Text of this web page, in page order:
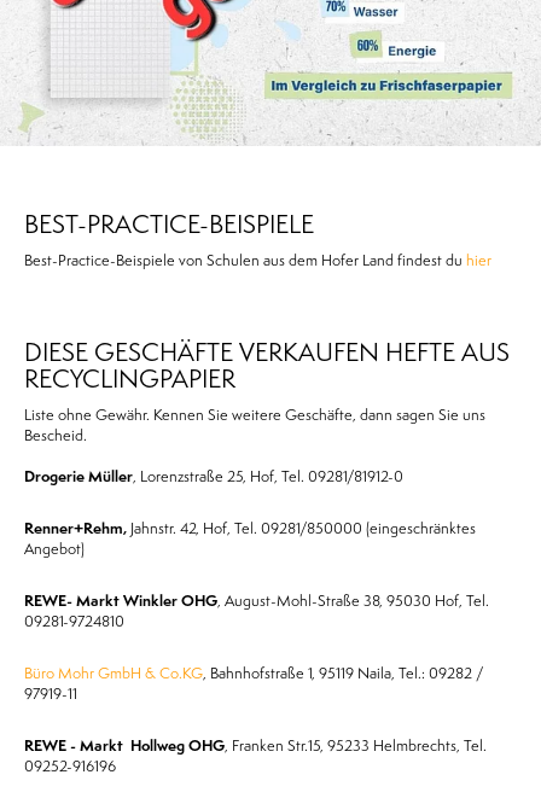
BEST-PRACTICE-BEISPIELE
Best-Practice-Beispiele von Schulen aus dem Hofer Land findest du hier
DIESE GESCHÄFTE VERKAUFEN HEFTE AUS
RECYCLINGPAPIER
Liste ohne Gewähr. Kennen Sie weitere Geschäfte, dann sagen Sie uns
Bescheid.
Drogerie Müller, Lorenzstraße 25, Hof, Tel. 09281/81912-0
Renner+Rehm, Jahnstr. 42, Hof, Tel. 09281/850000 (eingeschränktes
Angebot)
REWE- Markt Winkler OHG, August-Mohl-Straße 38, 95030 Hof, Tel.
09281-9724810
Büro Mohr GmbH & Co.KG, Bahnhofstraße 1, 95119 Naila, Tel.: 09282 /
97919-11
REWE - Markt Hollweg OHG, Franken Str.15, 95233 Helmbrechts, Tel.
09252-916196